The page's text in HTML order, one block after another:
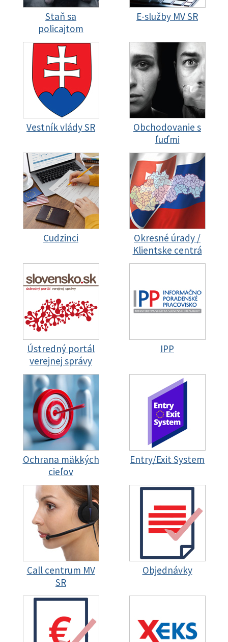
Staň sa
policajtom
E-služby MV SR
Vestník vlády SR
Obchodovanie s
ľuďmi
Cudzinci
Okresné úrady /
Klientske centrá
Ústredný portál
verejnej správy
IPP
Ochrana mäkkých
cieľov
Entry/Exit System
Call centrum MV
SR
Objednávky